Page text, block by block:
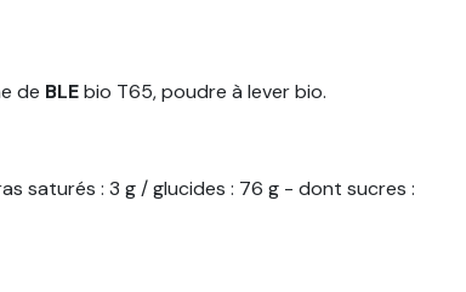
de BLEbio T65, poudre à lever bio.
saturés : 3 g / glucides : 76 g - dont sucres :